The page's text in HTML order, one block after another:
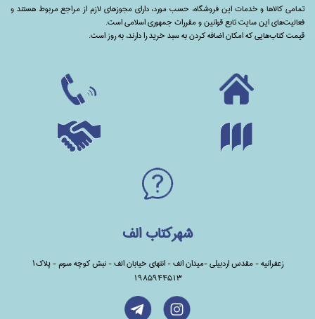
تمامی‌ کالاها و خدمات این فروشگاه، حسب مورد،‌ دارای مجوزهای لازم از مراجع مربوط هستند ‌و‌‌
فعالیت‌های این سایت تابع قوانین و مقررات جمهوری اسلامی است.
قیمت کتاب‌هایی که امکان اضافه کردن به سبد خرید را دارند،‌ به روز است.
شهرکتاب الف
زعفرانیه - مقدس اردبیلی -میدان الف - انتهای خیابان الف - نبش کوچه سوم - پلاک1
1985944513